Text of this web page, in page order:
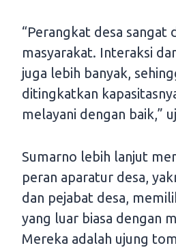
“Perangkat desa sangat
masyarakat. Interaksi
juga lebih banyak,
ditingkatkan
melayani dengan baik,”
Sumarno lebih lanjut
peran aparatur desa,
dan pejabat desa,
yang luar biasa dengan
Mereka adalah ujung